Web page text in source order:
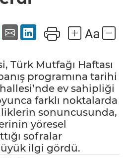
Türk Mutfağı Haftası
programına tarihi
ev sahipliği
farklı noktalarda
sonuncusunda,
yöresel
sofralar
ilgi gördü.